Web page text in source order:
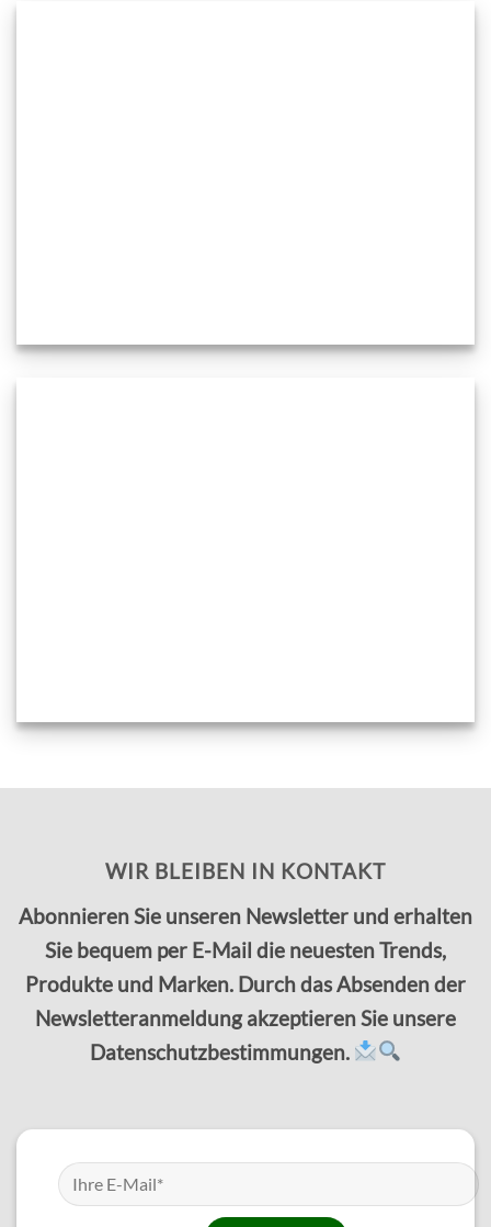
WIR BLEIBEN IN KONTAKT
Abonnieren Sie unseren Newsletter und erhalten
Sie bequem per E-Mail die neuesten Trends,
Produkte und Marken. Durch das Absenden der
Newsletteranmeldung akzeptieren Sie unsere
Datenschutzbestimmungen.